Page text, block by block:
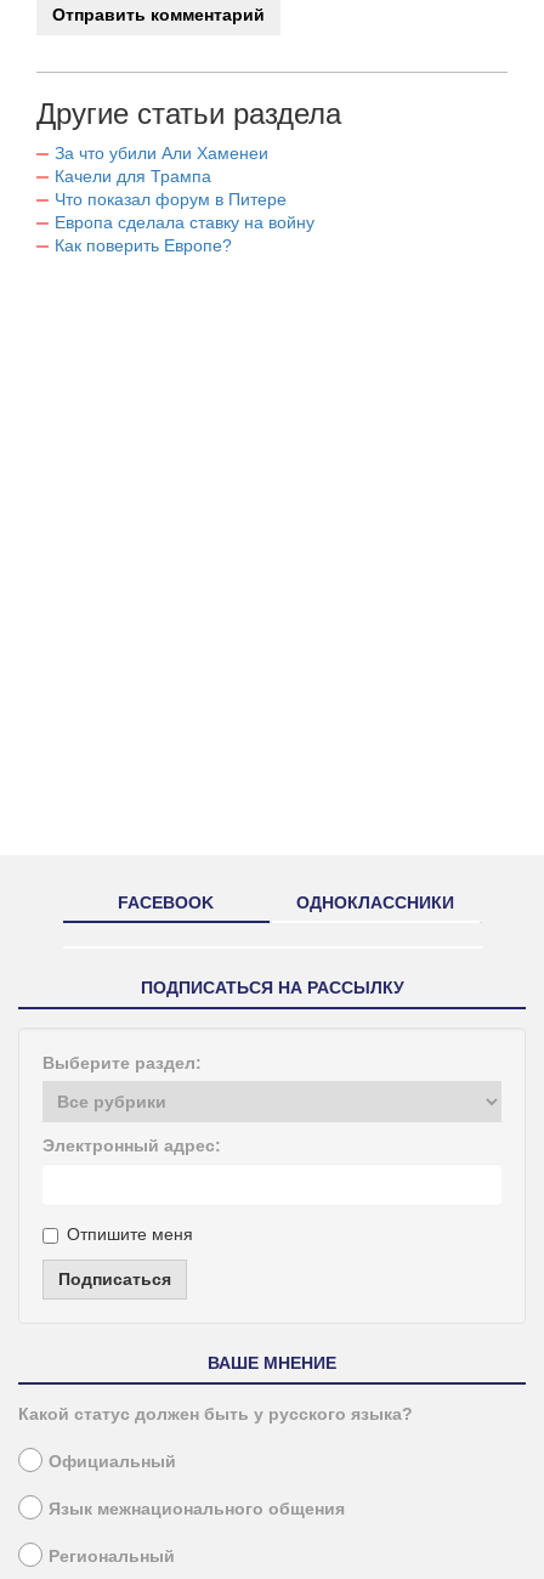
Другие статьи раздела
За что убили Али Хаменеи
Качели для Трампа
Что показал форум в Питере
Европа сделала ставку на войну
Как поверить Европе?
FACEBOOK ОДНОКЛАССНИКИ
ПОДПИСАТЬСЯ НА РАССЫЛКУ
Выберите раздел:
Электронный адрес:
Отпишите меня
Подписаться
ВАШЕ МНЕНИЕ
Какой статус должен быть у русского языка?
Официальный
Язык межнационального общения
Региональный